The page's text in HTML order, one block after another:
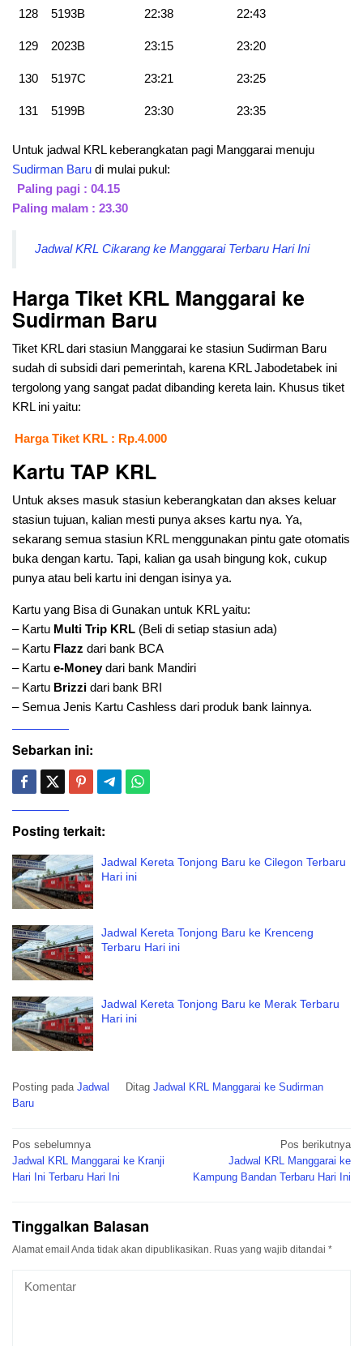
128 5193B 22:38 22:43
129 2023B 23:15 23:20
130 5197C 23:21 23:25
131 5199B 23:30 23:35
Untuk jadwal KRL keberangkatan pagi Manggarai menuju
Sudirman Baru di mulai pukul:
Paling pagi : 04.15
Paling malam : 23.30
Jadwal KRL Cikarang ke Manggarai Terbaru Hari Ini
Harga Tiket KRL Manggarai ke
Sudirman Baru
Tiket KRL dari stasiun Manggarai ke stasiun Sudirman Baru
sudah di subsidi dari pemerintah, karena KRL Jabodetabek ini
tergolong yang sangat padat dibanding kereta lain. Khusus tiket
KRL ini yaitu:
Harga Tiket KRL : Rp.4.000
Kartu TAP KRL
Untuk akses masuk stasiun keberangkatan dan akses keluar
stasiun tujuan, kalian mesti punya akses kartu nya. Ya,
sekarang semua stasiun KRL menggunakan pintu gate otomatis
buka dengan kartu. Tapi, kalian ga usah bingung kok, cukup
punya atau beli kartu ini dengan isinya ya.
Kartu yang Bisa di Gunakan untuk KRL yaitu:
– Kartu Multi Trip KRL (Beli di setiap stasiun ada)
– Kartu Flazz dari bank BCA
– Kartu e-Moneydari bank Mandiri
– Kartu Brizzi dari bank BRI
– Semua Jenis Kartu Cashless dari produk bank lainnya.
Sebarkan ini:
Posting terkait:
Jadwal Kereta Tonjong Baru ke Cilegon Terbaru
Hari ini
Jadwal Kereta Tonjong Baru ke Krenceng
Terbaru Hari ini
Jadwal Kereta Tonjong Baru ke Merak Terbaru
Hari ini
Posting pada Jadwal Ditag Jadwal KRL Manggarai ke Sudirman
Baru
Navigasi
pos
Pos sebelumnya
Jadwal KRL Manggarai ke Kranji
Hari Ini Terbaru Hari Ini
Pos berikutnya
Jadwal KRL Manggarai ke
Kampung Bandan Terbaru Hari Ini
Tinggalkan Balasan
Alamat email Anda tidak akan dipublikasikan. Ruas yang wajib ditandai *